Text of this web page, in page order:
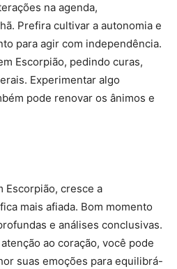
na agenda,
Prefira cultivar a autonomia e
para agir com independência.
Escorpião, pedindo curas,
Experimentar algo
pode renovar os ânimos e
Escorpião, cresce a
mais afiada. Bom momento
e análises conclusivas.
ao coração, você pode
suas emoções para equilibrá-